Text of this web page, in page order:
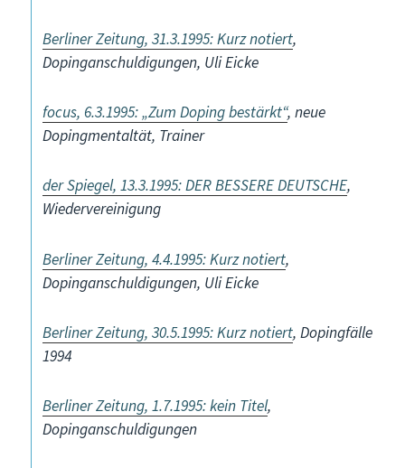
Berliner Zeitung, 31.3.1995: Kurz notiert,
Dopinganschuldigungen, Uli Eicke
focus, 6.3.1995: „Zum Doping bestärkt“, neue
Dopingmentaltät, Trainer
der Spiegel, 13.3.1995: DER BESSERE DEUTSCHE,
Wiedervereinigung
Berliner Zeitung, 4.4.1995: Kurz notiert,
Dopinganschuldigungen, Uli Eicke
Berliner Zeitung, 30.5.1995: Kurz notiert, Dopingfälle
1994
Berliner Zeitung, 1.7.1995: kein Titel,
Dopinganschuldigungen